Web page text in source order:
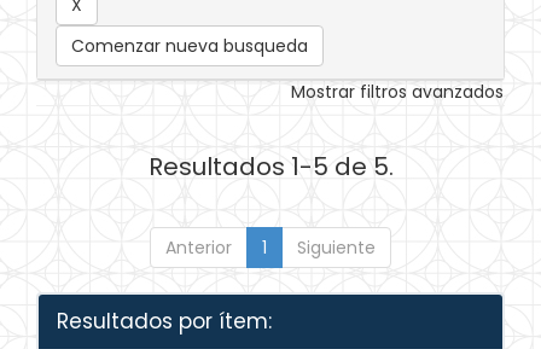
Comenzar nueva busqueda
Mostrar filtros avanzados
Resultados 1-5 de 5.
Anterior 1 Siguiente
Resultados por ítem: